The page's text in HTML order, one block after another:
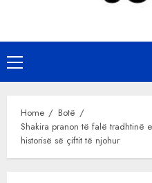
Primary
Menu
Home
Botë
Shakira pranon të falë tradhtinë
historisë së çiftit të njohur